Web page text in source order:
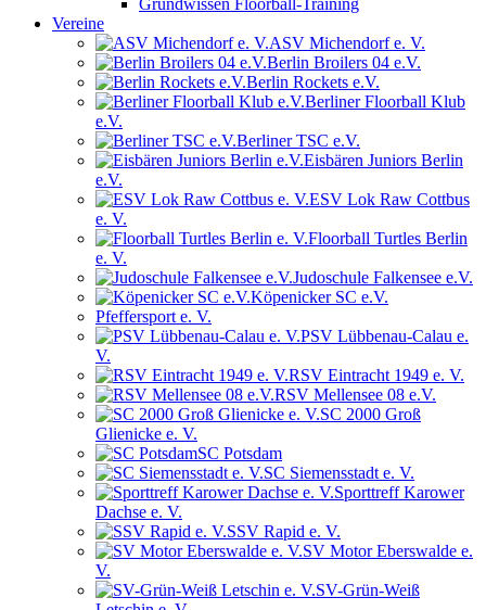
Grundwissen Floorball-Training
Vereine
ASV Michendorf e. V.
Berlin Broilers 04 e.V.
Berlin Rockets e.V.
Berliner Floorball Klub
e.V.
Berliner TSC e.V.
Eisbären Juniors Berlin
e.V.
ESV Lok Raw Cottbus
e. V.
Floorball Turtles Berlin
e. V.
Judoschule Falkensee e.V.
Köpenicker SC e.V.
Pfeffersport e. V.
PSV Lübbenau-Calau e.
V.
RSV Eintracht 1949 e. V.
RSV Mellensee 08 e.V.
SC 2000 Groß
Glienicke e. V.
SC Potsdam
SC Siemensstadt e. V.
Sporttreff Karower
Dachse e. V.
SSV Rapid e. V.
SV Motor Eberswalde e.
V.
SV-Grün-Weiß